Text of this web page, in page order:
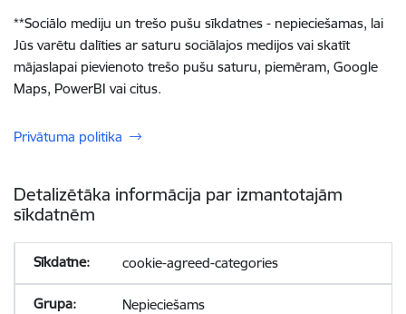
**Sociālo mediju un trešo pušu sīkdatnes - nepieciešamas, lai
Jūs varētu dalīties ar saturu sociālajos medijos vai skatīt
mājaslapai pievienoto trešo pušu saturu, piemēram, Google
Maps, PowerBI vai citus.
Privātuma politika
Detalizētāka informācija par izmantotajām
sīkdatnēm
cookie-agreed-categories
Nepieciešams